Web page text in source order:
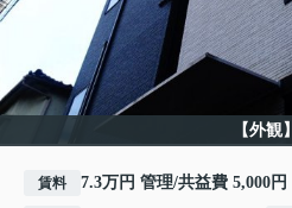
【外観】
賃料 7.3万円 管理/共益費 5,000円